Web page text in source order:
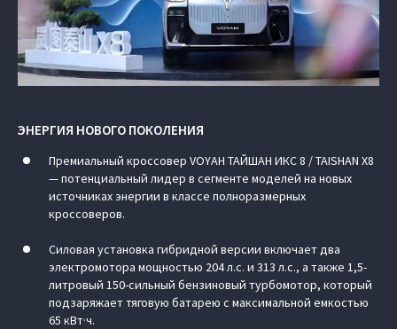
ЭНЕРГИЯ НОВОГО ПОКОЛЕНИЯ
Премиальный кроссовер VOYAH ТАЙШАН ИКС 8 / TAISHAN X8
— потенциальный лидер в сегменте моделей на новых
источниках энергии в классе полноразмерных
кроссоверов.
Силовая установка гибридной версии включает два
электромотора мощностью 204 л.с. и 313 л.с., а также 1,5-
литровый 150-сильный бензиновый турбомотор, который
подзаряжает тяговую батарею с максимальной емкостью
65 кВт·ч.